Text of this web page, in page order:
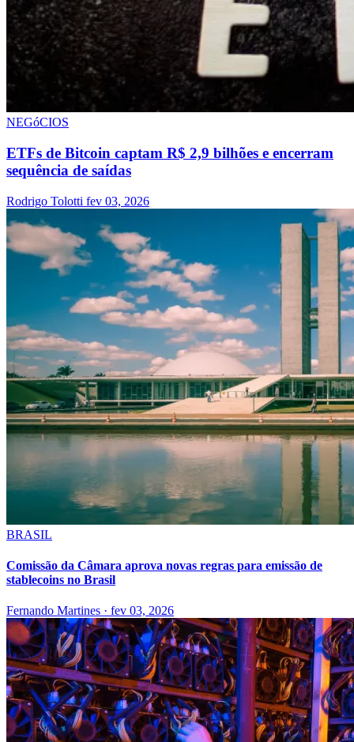
NEGóCIOS
ETFs de Bitcoin captam R$ 2,9 bilhões e encerram
sequência de saídas
Rodrigo Tolotti fev 03, 2026
BRASIL
Comissão da Câmara aprova novas regras para emissão de
stablecoins no Brasil
Fernando Martines · fev 03, 2026